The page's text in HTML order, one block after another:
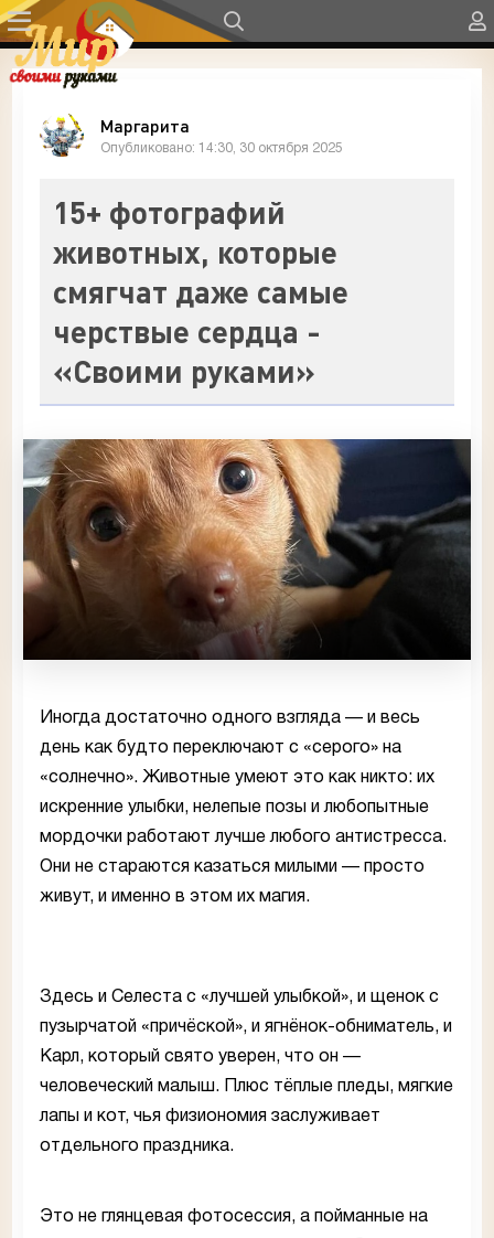
Маргарита
Опубликовано: 14:30, 30 октября 2025
15+ фотографий
животных, которые
смягчат даже самые
черствые сердца -
«Своими руками»
Иногда достаточно одного взгляда — и весь
день как будто переключают с «серого» на
«солнечно». Животные умеют это как никто: их
искренние улыбки, нелепые позы и любопытные
мордочки работают лучше любого антистресса.
Они не стараются казаться милыми — просто
живут, и именно в этом их магия.
Здесь и Селеста с «лучшей улыбкой», и щенок с
пузырчатой «причёской», и ягнёнок-обниматель, и
Карл, который свято уверен, что он —
человеческий малыш. Плюс тёплые пледы, мягкие
лапы и кот, чья физиономия заслуживает
отдельного праздника.
Это не глянцевая фотосессия, а пойманные на